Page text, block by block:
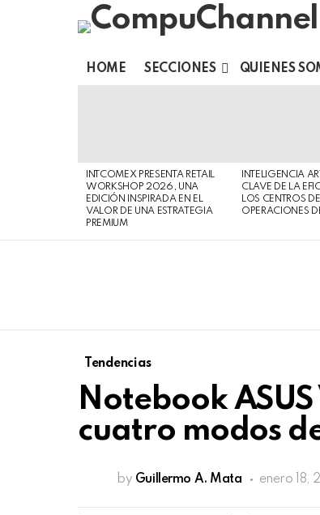
HOME SECCIONES QUIENES
INTCOMEX PRESENTA RETAIL
WORKSHOP 2026, UNA
EDICIÓN INSPIRADA EN EL
VALOR DE UNA ESTRATEGIA
PREMIUM
INTELIGENCIA
CLAVE DE LA
LOS CENTROS DE
OPERACIONES
Tendencias
Notebook
cuatro modos
by Guillermo A. Mata enero 18,